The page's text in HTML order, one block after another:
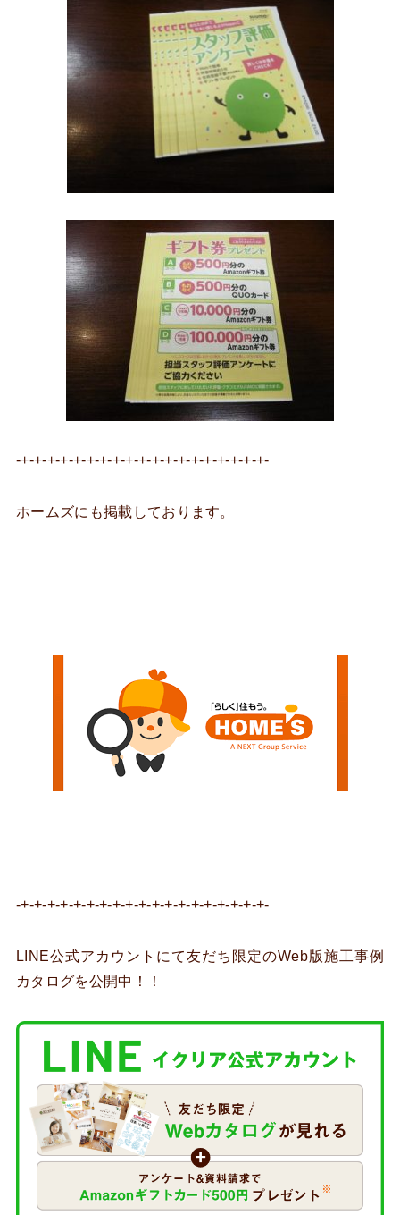
-+-+-+-+-+-+-+-+-+-+-+-+-+-+-+-+-+-+-+-
ホームズにも掲載しております。
-+-+-+-+-+-+-+-+-+-+-+-+-+-+-+-+-+-+-+-
LINE公式アカウントにて友だち限定のWeb版施工事例
カタログを公開中！！